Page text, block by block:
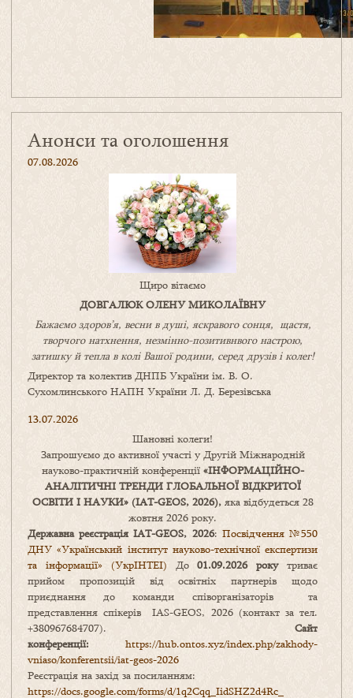
Анонси та оголошення
07.08.2026
Щиро вітаємо
ДОВГАЛЮК ОЛЕНУ МИКОЛАЇВНУ
Бажаємо здоров’я, весни в душі, яскравого сонця, щастя,
творчого натхнення, незмінно-позитивнвого настрою,
затишкуйтепла в коліВашоїродини, серед друзів і колег!
Директор та колектив ДНПБ України ім. В. О.
Сухомлинського НАПН України Л. Д. Березівська
13.07.2026
Шановні колеги!
Запрошуємо до активної участі у Другій Міжнародній
науково-практичній конференції «ІНФОРМАЦІЙНО-
АНАЛІТИЧНІ ТРЕНДИ ГЛОБАЛЬНОЇ ВІДКРИТОЇ
ОСВІТИ І НАУКИ» (IAT-GEOS, 2026),яка відбудеться 28
жовтня 2026 року.
Державна реєстрація IAT-GEOS, 2026: Посвідчення №550
ДНУ «Український інститут науково-технічної експертизи
та інформації» (УкрІНТЕІ) До01.09.2026 рокутриває
прийом пропозицій від освітніх партнерів щодо
приєднання до команди співорганізаторів та
представлення спікерів IAS-GEOS, 2026 (контакт за тел.
+380967684707). Сайт
конференції: https://hub.ontos.xyz/index.php/zakhody-
vniaso/konferentsii/iat-geos-2026
Реєстрація на захід за посиланням:
https://docs.google.com/forms/d/1q2Cqq_IidSHZ2d4Rc_